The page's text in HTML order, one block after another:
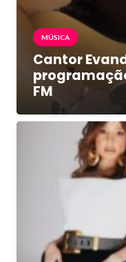
MÚSICA
Cantor
FM